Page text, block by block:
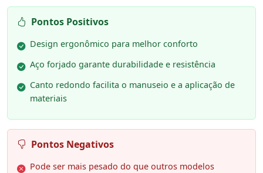
Pontos Positivos
Design ergonômico para melhor conforto
Aço forjado garante durabilidade e resistência
Canto redondo facilita o manuseio e a aplicação de
materiais
Pontos Negativos
Pode ser mais pesado do que outros modelos